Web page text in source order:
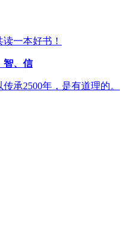
一本好书！
智、信
承2500年，是有道理的。